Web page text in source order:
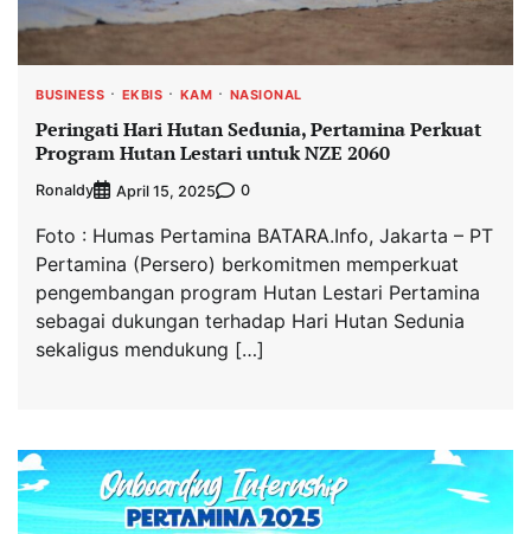
BUSINESS EKBIS KAM NASIONAL
Peringati Hari Hutan Sedunia, Pertamina Perkuat
Program Hutan Lestari untuk NZE 2060
Ronaldy April 15, 2025 0
Foto : Humas Pertamina BATARA.Info, Jakarta – PT
Pertamina (Persero) berkomitmen memperkuat
pengembangan program Hutan Lestari Pertamina
sebagai dukungan terhadap Hari Hutan Sedunia
sekaligus mendukung […]